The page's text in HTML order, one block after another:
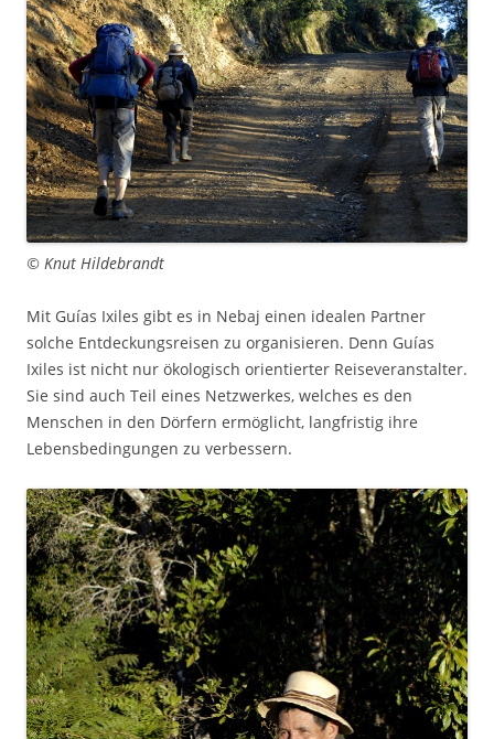
© Knut Hildebrandt
Mit Guías Ixiles gibt es in Nebaj einen idealen Partner
solche Entdeckungsreisen zu organisieren. Denn Guías
Ixiles ist nicht nur ökologisch orientierter Reiseveranstalter.
Sie sind auch Teil eines Netzwerkes, welches es den
Menschen in den Dörfern ermöglicht, langfristig ihre
Lebensbedingungen zu verbessern.